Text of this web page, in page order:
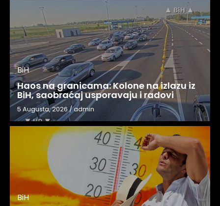
BiH
Haos na granicama: Kolone na izlazu iz
BiH, saobraćaj usporavaju i radovi
5 Augusta, 2026/admin
BiH